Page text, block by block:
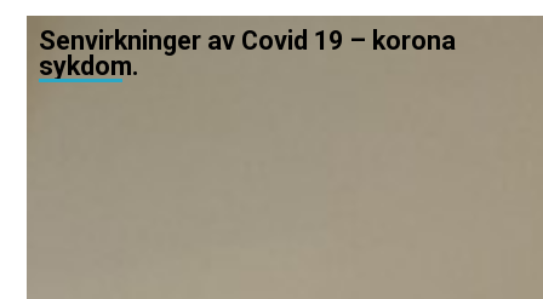
Senvirkninger av Covid 19 – korona
sykdom.